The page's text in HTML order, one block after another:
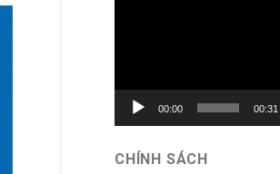
00:00 00:31
CHÍNH SÁCH